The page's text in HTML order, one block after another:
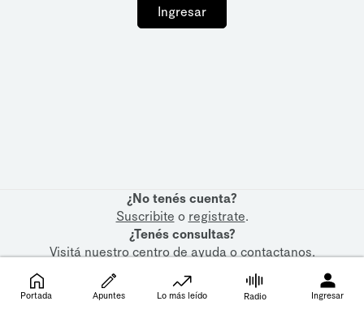
Ingresar
¿No tenés cuenta?
Suscribite o registrate.
¿Tenés consultas?
Visitá nuestrocentro de ayudaocontactanos.
Portada Apuntes Lo más leído Radio Ingresar